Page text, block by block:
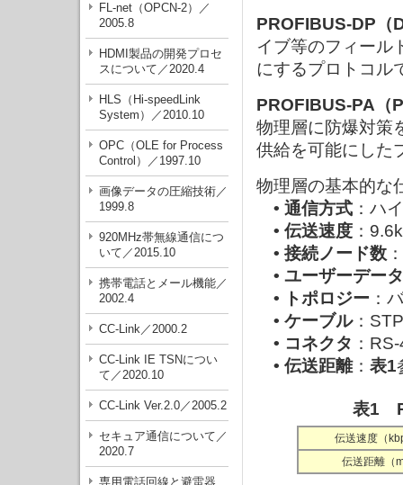
FL-net（OPCN-2）／
2005.8
HDMI製品の開発プロセ
スについて／2020.4
HLS（Hi-speedLink
System）／2010.10
OPC（OLE for Process
Control）／1997.10
画像データの圧縮技術／
1999.8
920MHz帯無線通信につ
いて／2015.10
携帯電話とメール機能／
2002.4
CC-Link／2000.2
CC-Link IE TSNについ
て／2020.10
CC-Link Ver.2.0／2005.2
セキュア通信について／
2020.7
専用電話回線と避雷器
PROFIBUS-DP
イブ等のフィール
にするプロトコル
PROFIBUS-PA
物理層に防爆対策
供給を可能にした
物理層の基本的な
• 通信方式 ：ハ
• 伝送速度 ：
• 接続ノード数
• ユーザーデー
• トポロジー ：
• ケーブル：
• コネクタ ：
• 伝送距離： 表1
表1
伝送速度（
伝送距離（